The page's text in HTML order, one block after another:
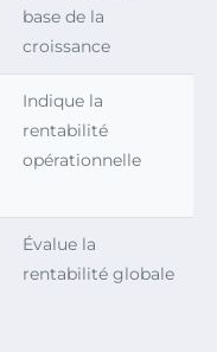
base de la
croissance
Indique la
rentabilité
opérationnelle
Évalue la
rentabilité globale